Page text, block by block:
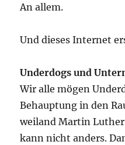
An allem.
Und dieses Internet
Underdogs und
Wir alle mögen
Behauptung in den
weiland Martin
kann nicht anders.